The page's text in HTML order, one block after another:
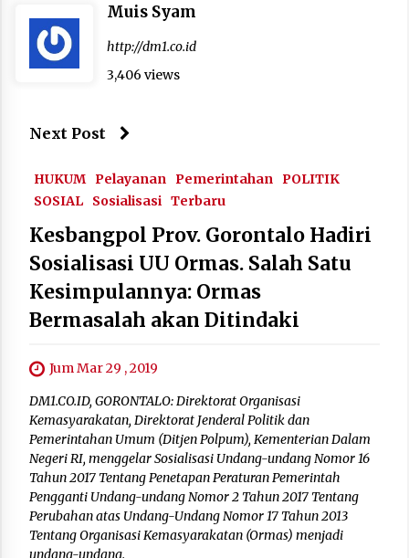
Muis Syam
http://dm1.co.id
3,406 views
Next Post
HUKUM Pelayanan Pemerintahan POLITIK
SOSIAL
Sosialisasi Terbaru
Kesbangpol Prov. Gorontalo Hadiri
Sosialisasi UU Ormas. Salah Satu
Kesimpulannya: Ormas
Bermasalah akan Ditindaki
Jum Mar 29 , 2019
DM1.CO.ID, GORONTALO: Direktorat Organisasi
Kemasyarakatan, Direktorat Jenderal Politik dan
Pemerintahan Umum (Ditjen Polpum), Kementerian Dalam
Negeri RI, menggelar Sosialisasi Undang-undang Nomor 16
Tahun 2017 Tentang Penetapan Peraturan Pemerintah
Pengganti Undang-undang Nomor 2 Tahun 2017 Tentang
Perubahan atas Undang-Undang Nomor 17 Tahun 2013
Tentang Organisasi Kemasyarakatan (Ormas) menjadi
undang-undang.